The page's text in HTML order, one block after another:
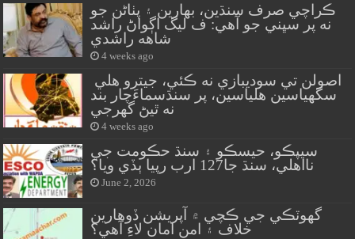
ڪراچي صرف سنڌين، بهارين ۽ پٺاڻن جو
نه پر سڀني جو آهي: ف ليگ اڳواڻ راشد
شاهه راشدي
4 weeks ago
سگهياسين هلياسين، پر سنڌسماءَچار بند
نه ٿيڻ گهرجي
4 weeks ago
سيپڪو، حيسڪو ۽ سنڌ حڪومت جي
نااهلي، سنڌ جا127 ارب رپيا ٻڏي ويا؟
June 2, 2026
گهوٽڪي جي ڪچي ۾ آپريشن ڏوهارين
خلاف ۽ امن امان لاءِ آهي؟